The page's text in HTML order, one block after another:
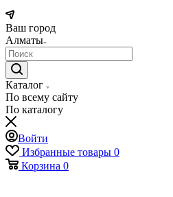
Ваш город
Алматы
Каталог
По всему сайту
По каталогу
Войти
Избранные товары 0
Корзина 0